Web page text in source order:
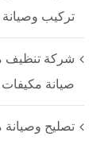
تركيب وصيانة
صيانة مكيفات